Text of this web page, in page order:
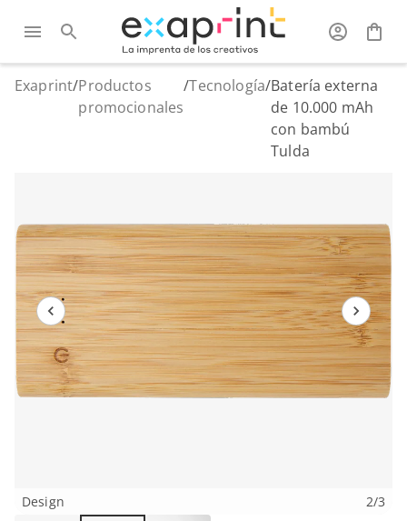
Exaprint/Productos
promocionales
/Tecnología/Batería externa
de 10.000 mAh
con bambú
Tulda
Design 2/3